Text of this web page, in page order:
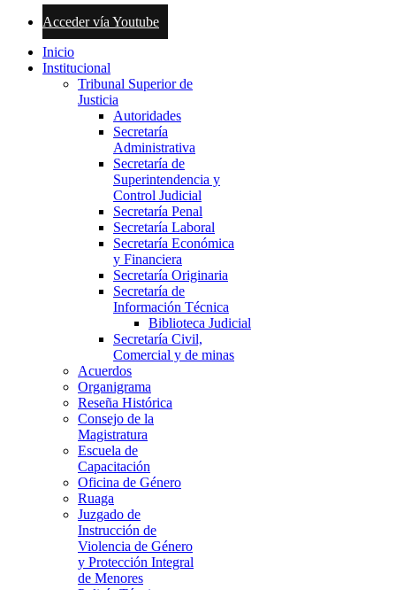
Acceder vía Youtube
Inicio
Institucional
Tribunal Superior de
Justicia
Autoridades
Secretaría
Administrativa
Secretaría de
Superintendencia y
Control Judicial
Secretaría Penal
Secretaría Laboral
Secretaría Económica
y Financiera
Secretaría Originaria
Secretaría de
Información Técnica
Biblioteca Judicial
Secretaría Civil,
Comercial y de minas
Acuerdos
Organigrama
Reseña Histórica
Consejo de la
Magistratura
Escuela de
Capacitación
Oficina de Género
Ruaga
Juzgado de
Instrucción de
Violencia de Género
y Protección Integral
de Menores